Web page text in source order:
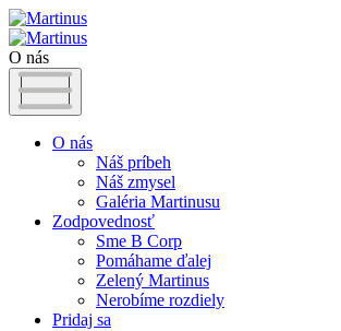
O nás
O nás
Náš príbeh
Náš zmysel
Galéria Martinusu
Zodpovednosť
Sme B Corp
Pomáhame ďalej
Zelený Martinus
Nerobíme rozdiely
Pridaj sa